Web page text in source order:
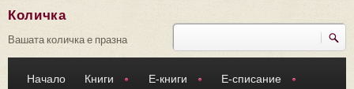
Търси
Количка
Вашата количка е празна
Начало Книги Е-книги Е-списание